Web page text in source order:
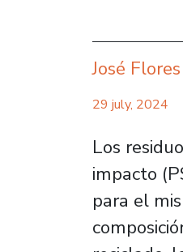
José Flores
29 july, 2024
Los
impacto
para el